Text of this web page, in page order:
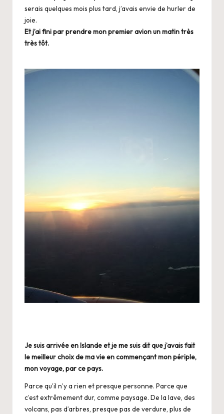
serais quelques mois plus tard, j’avais envie de hurler de
joie.
Et j’ai fini par prendre mon premier avion un matin très
très tôt.
Je suis arrivée en Islande et je me suis dit que j’avais fait
le meilleur choix de ma vie en commençant mon périple,
mon voyage, par ce pays.
Parce qu’il n’y a rien et presque personne. Parce que
c’est extrêmement dur, comme paysage. De la lave, des
volcans, pas d’arbres, presque pas de verdure, plus de